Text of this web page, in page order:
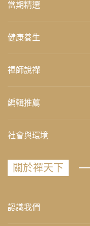
當期精選
健康養生
禪師說禪
編輯推薦
社會與環境
關於禪天下
認識我們